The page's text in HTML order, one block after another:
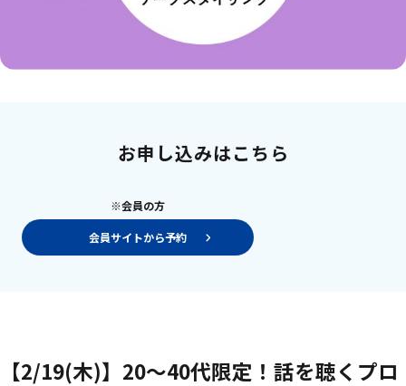
お申し込みはこちら
※会員の方
会員サイトから予約
【2/19(木)】20～40代限定！​話を​聴く​プロ